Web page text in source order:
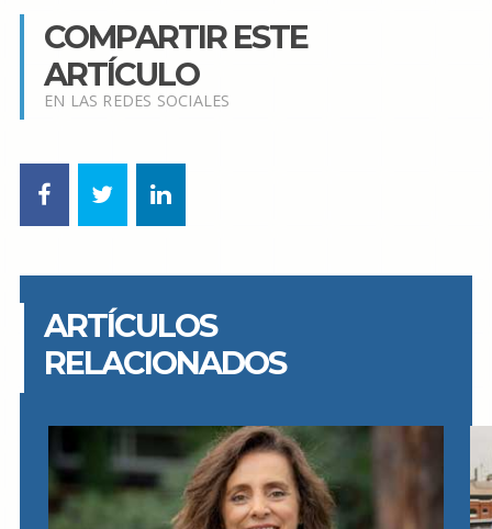
COMPARTIR ESTE
ARTÍCULO
EN LAS REDES SOCIALES
ARTÍCULOS
RELACIONADOS